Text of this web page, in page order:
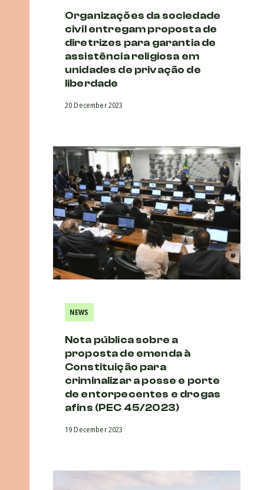
Organizações da sociedade
civil entregam proposta de
diretrizes para garantia de
assistência religiosa em
unidades de privação de
liberdade
20 December 2023
NEWS
Nota pública sobre a
proposta de emenda à
Constituição para
criminalizar a posse e porte
de entorpecentes e drogas
afins (PEC 45/2023)
19 December 2023